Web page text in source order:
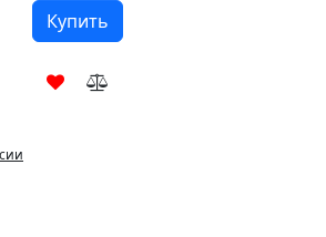
Купить